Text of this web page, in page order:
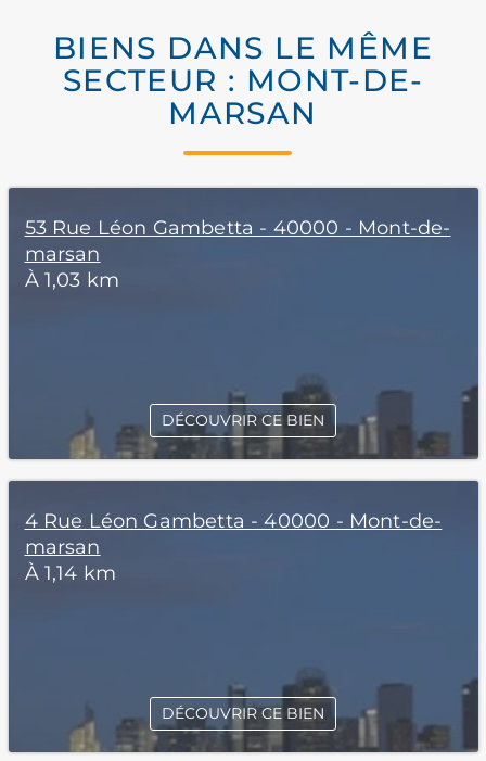
BIENS DANS LE MÊME
SECTEUR : MONT-DE-
MARSAN
53 Rue Léon Gambetta - 40000 - Mont-de-
marsan
À 1,03 km
DÉCOUVRIR CE BIEN
4 Rue Léon Gambetta - 40000 - Mont-de-
marsan
À 1,14 km
DÉCOUVRIR CE BIEN